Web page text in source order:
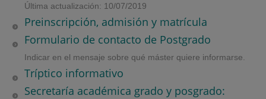
Última actualización: 10/07/2019
Preinscripción, admisión y matrícula
Formulario de contacto de Postgrado
Indicar en el mensaje sobre qué máster quiere informarse.
Tríptico informativo
Secretaría académica grado y posgrado: